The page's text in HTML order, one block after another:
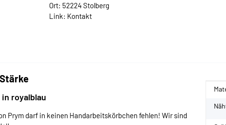
Ort: 52224 Stolberg
Link: Kontakt
royalblau
Prym darf in keinen Handarbeitskörbchen fehlen! Wir sind